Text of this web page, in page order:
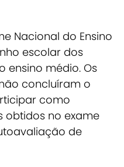
Nacional do Ensino
escolar dos
ensino médio. Os
concluíram o
como
obtidos no exame
de